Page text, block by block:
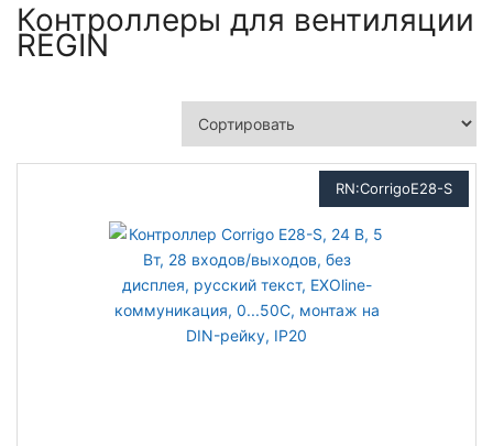
Контроллеры для вентиляции
REGIN
RN:CorrigoЕ28-S